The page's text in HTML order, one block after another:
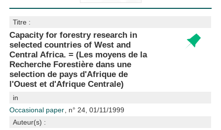
Titre :
Capacity for forestry research in
selected countries of West and
Central Africa. = (Les moyens de la
Recherche Forestière dans une
selection de pays d'Afrique de
l'Ouest et d'Afrique Centrale)
in
Occasional paper , n° 24, 01/11/1999
Auteur(s) :